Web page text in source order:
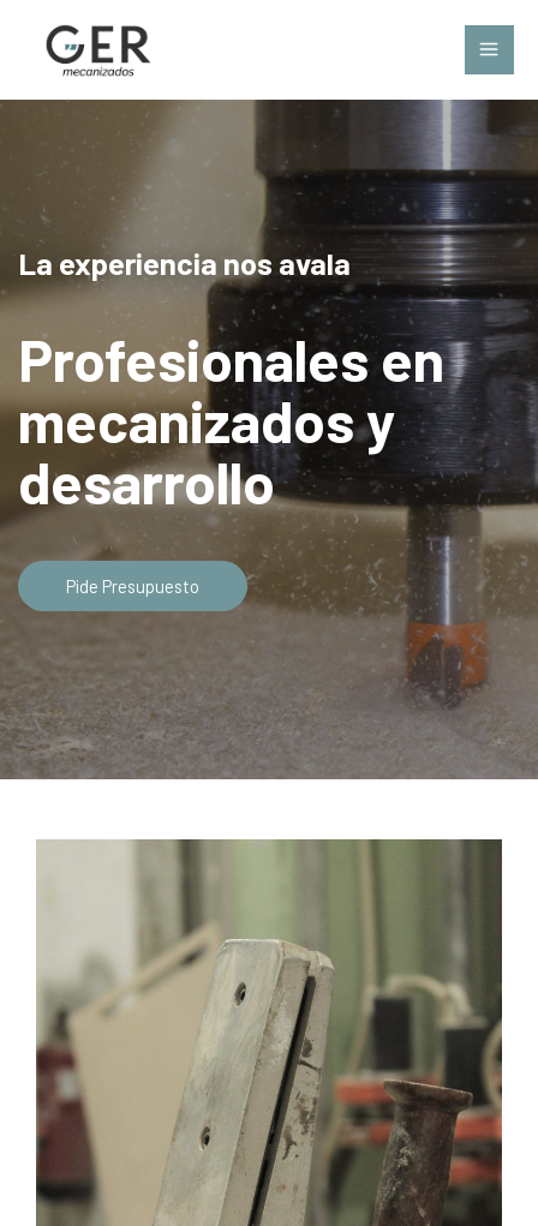
La experiencia nos avala
Profesionales en
mecanizados y
desarrollo
Pide Presupuesto